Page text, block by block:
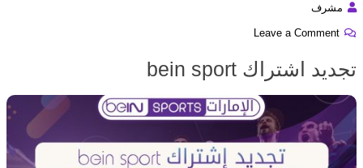
مشرف
Leave a Comment
تجديد اشتراك bein sport